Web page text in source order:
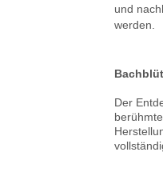
und
werden.
Der